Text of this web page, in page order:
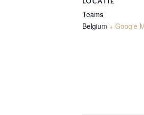
Teams
Belgium + Google